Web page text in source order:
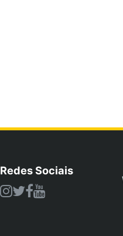
Redes Sociais